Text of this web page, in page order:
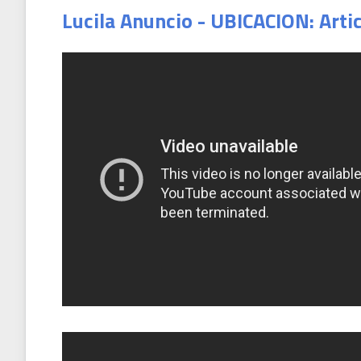
Lucila Anuncio - UBICACION: